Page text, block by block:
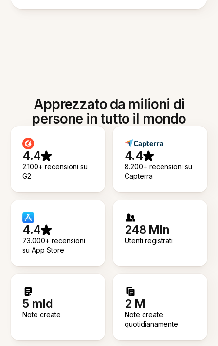
Apprezzato da milioni di
persone in tutto il mondo
4.4
2.100+ recensioni su
G2
4.4
8.200+ recensioni su
Capterra
4.4
73.000+ recensioni
su App Store
248 Mln
Utenti registrati
5 mld
Note create
2 M
Note create
quotidianamente